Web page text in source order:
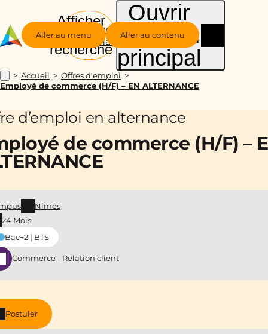
Aller au menu Aller au contenu
Groupe
Alternance
Afficher
la
recherche
Ouvrir
le menu
principal
... Accueil
Offres d'emploi
Employé de commerce (H/F) – EN ALTERNANCE
d’emploi en alternance
de commerce (H/F) –
Postuler
Nîmes
24 Mois
Bac+2 | BTS
Commerce - Relation client